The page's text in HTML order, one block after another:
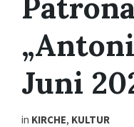
Juni
in KIRCHE, KULTUR